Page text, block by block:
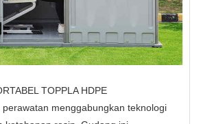
TOPPLA HDPE
menggabungkan teknologi